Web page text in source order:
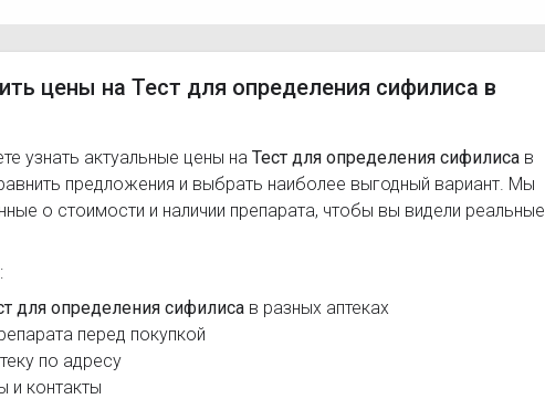
цены на Тест для определения сифилиса в
узнать актуальные цены на Тест для определения сифилиса в
предложения и выбрать наиболее выгодный вариант. Мы
о стоимости и наличии препарата, чтобы вы видели реальные
для определения сифилиса в разных аптеках
перед покупкой
по адресу
и контакты